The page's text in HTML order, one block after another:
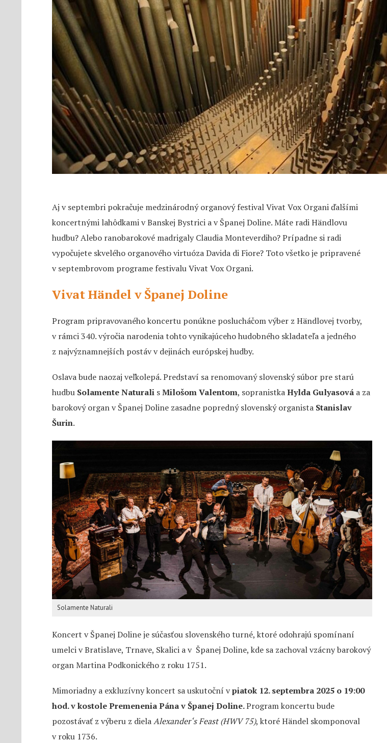
Aj v septembri pokračuje medzinárodný organový festival Vivat Vox Organi ďalšími
koncertnými lahôdkami v Banskej Bystrici a v Španej Doline. Máte radi Händlovu
hudbu? Alebo ranobarokové madrigaly Claudia Monteverdiho? Prípadne si radi
vypočujete skvelého organového virtuóza Davida di Fiore? Toto všetko je pripravené
v septembrovom programe festivalu Vivat Vox Organi.
Vivat Händel v Španej Doline
Program pripravovaného koncertu ponúkne poslucháčom výber z Händlovej tvorby,
v rámci 340. výročia narodenia tohto vynikajúceho hudobného skladateľa a jedného
z najvýznamnejších postáv v dejinách európskej hudby.
Oslava bude naozaj veľkolepá. Predstaví sa renomovaný slovenský súbor pre starú
hudbu Solamente Naturali sMilošom Valentom, sopranistkaHylda Gulyasová a za
barokový organ v Španej Doline zasadne popredný slovenský organista Stanislav
Šurin.
Solamente Naturali
Koncert v Španej Doline je súčasťou slovenského turné, ktoré odohrajú spomínaní
umelci v Bratislave, Trnave, Skalici a v Španej Doline, kde sa zachoval vzácny barokový
organ Martina Podkonického z roku 1751.
Mimoriadny a exkluzívny koncert sa uskutoční vpiatok 12. septembra 2025 o 19:00
hod. v kostole Premenenia Pána v Španej Doline.Program koncertu bude
pozostávať z výberu z dielaAlexander‘s Feast (HWV 75), ktoré Händel skomponoval
v roku 1736.